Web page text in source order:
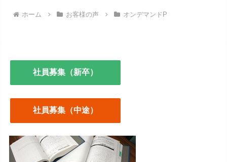
ホーム お客様の声 オンデマンドP
社員募集（新卒）
社員募集（中途）